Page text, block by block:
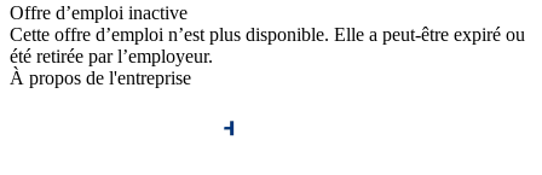
Offre d’emploi inactive
Cette offre d’emploi n’est plus disponible. Elle a peut-être expiré ou
été retirée par l’employeur.
À propos de l'entreprise